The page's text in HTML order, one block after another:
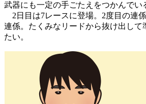
武器にも一定の手ごたえをつかんでい
2日目は7レースに登場。2度目の連
連係。たくみなリードから抜け出して
たい。